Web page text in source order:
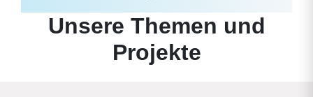
Unsere Themen und
Projekte